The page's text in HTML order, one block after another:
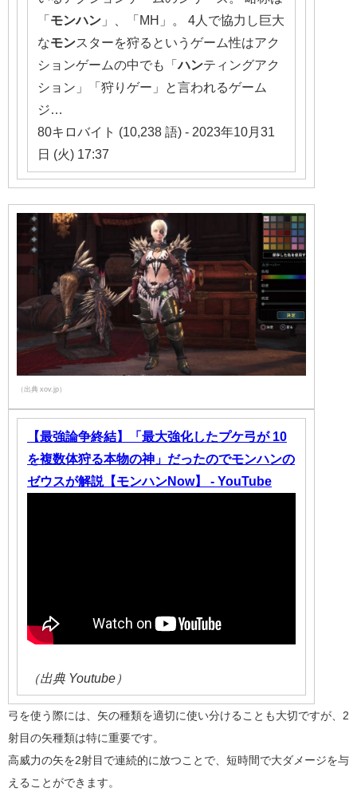
「 モンハン 」、「MH」。 4人で協力し巨大
なモンスターを狩るというゲーム性はアク
ションゲームの中でも「 ハンティングアク
ション」「狩りゲー」と言われるゲーム
ジ…
80キロバイト (10,238 語) - 2023年10月31
日 (火) 17:37
（出典 xov.jp）
【最強論争終結】「最大強化したプケ弓が 10
を複数体狩る本物の神」だったのでモンハンの
ゼウスが解説【モンハンNow】 - YouTube
（出典 Youtube）
弓を使う際には、矢の種類を適切に使い分けることも大切ですが、2
射目の矢種類は特に重要です。
高威力の矢を2射目で連続的に放つことで、短時間で大ダメージを与
えることができます。